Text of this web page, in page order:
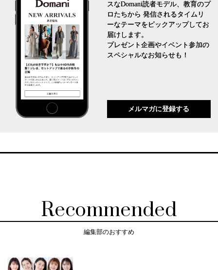
スなDomani読者モデル、教育のプ
ロたちから 発信されるタイムリ
ーなテーマをピックアップしてお
届けします。
プレゼント企画やイベント参加の
スペシャルなお知らせも！
メルマガに登録する
Recommended
編集部のおすすめ